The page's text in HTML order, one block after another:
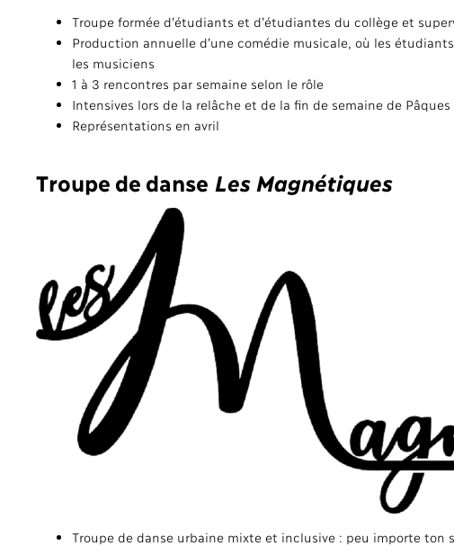
Troupe formée d’étudiants et d’étudiantes du collège et
Production annuelle d’une comédie musicale, où les
les musiciens
1 à 3 rencontres par semaine selon le rôle
Intensives lors de la relâche et de la fin de semaine de Pâques
Représentations en avril
Troupe de danse Les Magnétiques
Troupe de danse urbaine mixte et inclusive : peu importe ton